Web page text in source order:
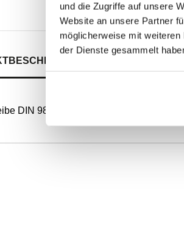
und die Zugriffe auf unsere
Website an unsere Partner
möglicherweise mit
der Dienste gesammelt
Print
DIN 988